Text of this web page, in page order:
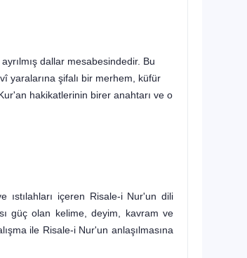
dallar mesabesindedir. Bu
yaralarına şifalı bir merhem, küfür
hakikatlerinin birer anahtarı ve o
ıstılahları içeren Risale-i Nur'un dili
güç olan kelime, deyim, kavram ve
ile Risale-i Nur'un anlaşılmasına